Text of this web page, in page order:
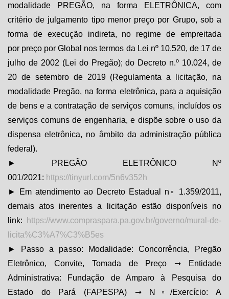
modalidade PREGÃO, na forma ELETRÔNICA, com
critério de julgamento tipo menor preço por Grupo, sob a
forma de execução indireta, no regime de empreitada
por preço por Global nos termos da Lei nº 10.520, de 17 de
julho de 2002 (Lei do Pregão); do Decreto n.º 10.024, de
20 de setembro de 2019 (Regulamenta a licitação, na
modalidade Pregão, na forma eletrônica, para a aquisição
de bens e a contratação de serviços comuns, incluídos os
serviços comuns de engenharia, e dispõe sobre o uso da
dispensa eletrônica, no âmbito da administração pública
federal).
► PREGÃO ELETRÔNICO Nº
001/2021: https://tinyurl.com/5n6v352h
► Em atendimento ao Decreto Estadual n◦ 1.359/2011,
demais atos inerentes a licitação estão disponíveis no
link:
https://www.compraspara.pa.gov.br/governo/mural-de-
licita%C3%A7%C3%B5es
► Passo a passo: Modalidade: Concorrência, Pregão
Eletrônico, Convite, Tomada de Preço ➞ Entidade
Administrativa: Fundação de Amparo à Pesquisa do
Estado do Pará (FAPESPA) ➞ N◦/Exercício: A